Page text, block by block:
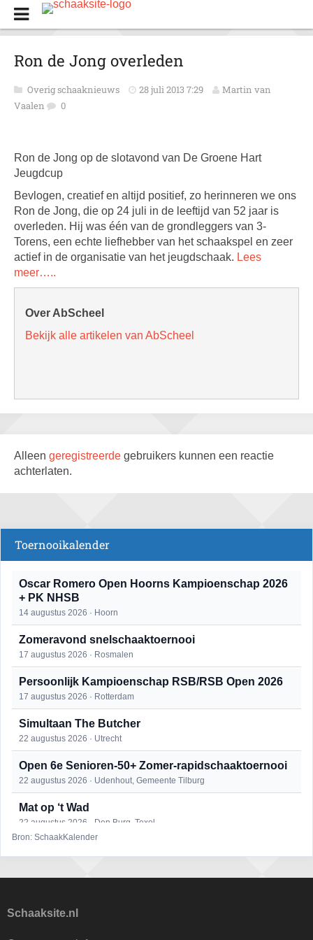
Ron de Jong overleden
Overig schaaknieuws 28 juli 2013 7:29
Martin van
Vaalen
0
Ron de Jong op de slotavond van De Groene Hart
Jeugdcup
Bevlogen, creatief en altijd positief, zo herinneren we ons
Ron de Jong, die op 24 juli in de leeftijd van 52 jaar is
overleden. Hij was één van de grondleggers van 3-
Torens, een echte liefhebber van het schaakspel en zeer
actief in de organisatie van het jeugdschaak. Lees
meer…..
Over AbScheel
Bekijk alle artikelen van AbScheel
Alleen geregistreerde gebruikers kunnen een reactie
achterlaten.
Toernooikalender
Oscar Romero Open Hoorns Kampioenschap 2026
+ PK NHSB
14 augustus 2026 · Hoorn
Zomeravond snelschaaktoernooi
17 augustus 2026 · Rosmalen
Persoonlijk Kampioenschap RSB/RSB Open 2026
17 augustus 2026 · Rotterdam
Simultaan The Butcher
22 augustus 2026 · Utrecht
Open 6e Senioren-50+ Zomer-rapidschaaktoernooi
22 augustus 2026 · Udenhout, Gemeente Tilburg
Mat op ‘t Wad
22 augustus 2026 · Den Burg, Texel
25 augustus 2026 · Bunschoten-Spakenburg
Bron: SchaakKalender
Schaaksite.nl